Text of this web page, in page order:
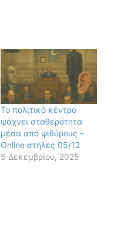
Το πολιτικό κέντρο
ψάχνει σταθερότητα
μέσα από ψιθύρους –
Online στήλες 05/12
5 Δεκεμβρίου, 2025